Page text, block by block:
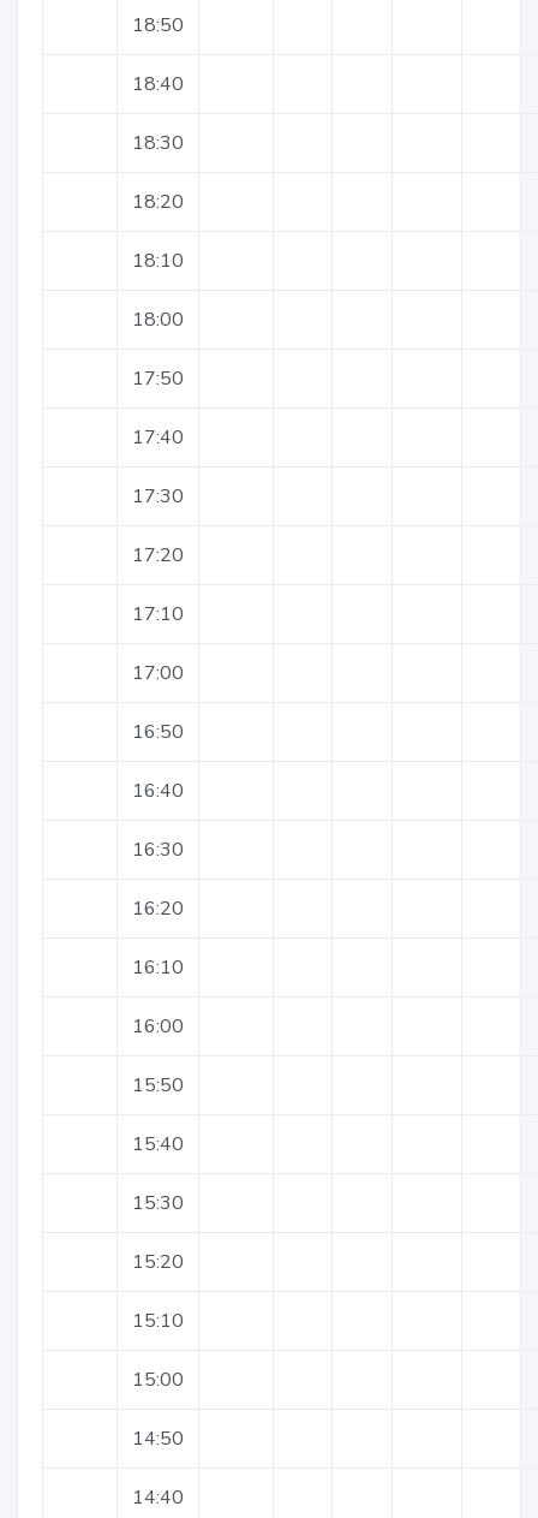
18:50
18:40
18:30
18:20
18:10
18:00
17:50
17:40
17:30
17:20
17:10
17:00
16:50
16:40
16:30
16:20
16:10
16:00
15:50
15:40
15:30
15:20
15:10
15:00
14:50
14:40